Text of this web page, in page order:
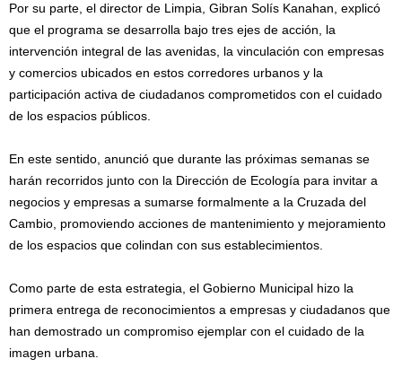
Por su parte, el director de Limpia, Gibran Solís Kanahan, explicó
que el programa se desarrolla bajo tres ejes de acción, la
intervención integral de las avenidas, la vinculación con empresas
y comercios ubicados en estos corredores urbanos y la
participación activa de ciudadanos comprometidos con el cuidado
de los espacios públicos.
En este sentido, anunció que durante las próximas semanas se
harán recorridos junto con la Dirección de Ecología para invitar a
negocios y empresas a sumarse formalmente a la Cruzada del
Cambio, promoviendo acciones de mantenimiento y mejoramiento
de los espacios que colindan con sus establecimientos.
Como parte de esta estrategia, el Gobierno Municipal hizo la
primera entrega de reconocimientos a empresas y ciudadanos que
han demostrado un compromiso ejemplar con el cuidado de la
imagen urbana.